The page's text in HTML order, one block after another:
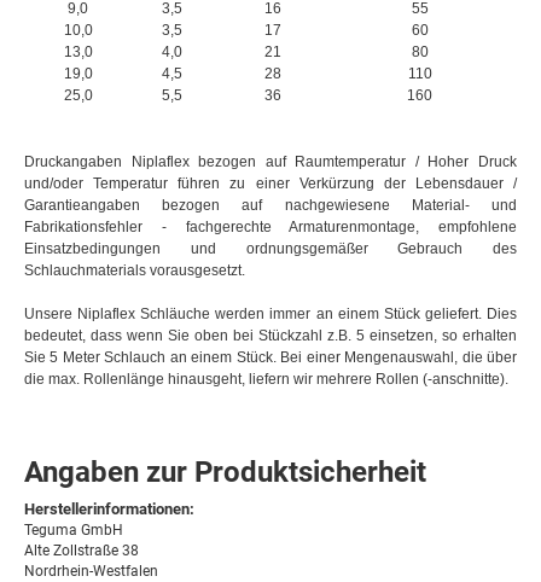
9,0 3,5 16
55
10,0
3,5 17
60
13,0
4,0 21
80
19,0
4,5 28
110
25,0
5,5 36 160
Druckangaben Niplaflex bezogen auf Raumtemperatur / Hoher Druck
und/oder Temperatur führen zu einer Verkürzung der Lebensdauer /
Garantieangaben bezogen auf nachgewiesene Material- und
Fabrikationsfehler - fachgerechte Armaturenmontage, empfohlene
Einsatzbedingungen und ordnungsgemäßer Gebrauch des
Schlauchmaterials vorausgesetzt.
Unsere Niplaflex Schläuche werden immer an einem Stück geliefert. Dies
bedeutet, dass wenn Sie oben bei Stückzahl z.B. 5 einsetzen, so erhalten
Sie 5 Meter Schlauch an einem Stück. Bei einer Mengenauswahl, die über
die max. Rollenlänge hinausgeht, liefern wir mehrere Rollen (-anschnitte).
Angaben zur Produktsicherheit
Herstellerinformationen:
Teguma GmbH
Alte Zollstraße 38
Nordrhein-Westfalen